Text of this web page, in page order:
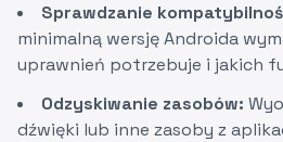
Sprawdzanie
minimalną wersję Androida
uprawnień potrzebuje i jakich
Odzyskiwanie zasobów:
dźwięki lub inne zasoby z